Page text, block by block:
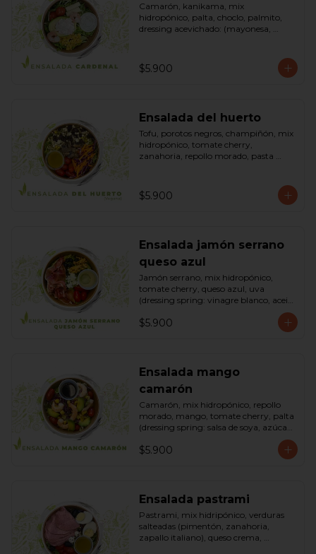
Camarón, kanikama, mix
hidropónico, palta, choclo, palmito,
dressing acevichado: (mayonesa,
$5.900
Ensalada del huerto
Tofu, porotos negros, champiñón, mix
hidropónico, tomate cherry,
zanahoria, repollo morado, pasta
dressing: vinagreta, mostaza (vinagre
blanco, mostaza, azúcar). Bowl.
$5.900
Ensalada jamón serrano
queso azul
Jamón serrano, mix hidropónico,
tomate cherry, queso azul, uva
(dressing spring: vinagre blanco, aceite
$5.900
Ensalada mango
camarón
Camarón, mix hidropónico, repollo
morado, mango, tomate cherry, palta
(dressing spring: salsa de soya, azúcar,
$5.900
Ensalada pastrami
Pastrami, mix hidripónico, verduras
salteadas (pimentón, zanahoria,
zapallo italiano), queso crema,